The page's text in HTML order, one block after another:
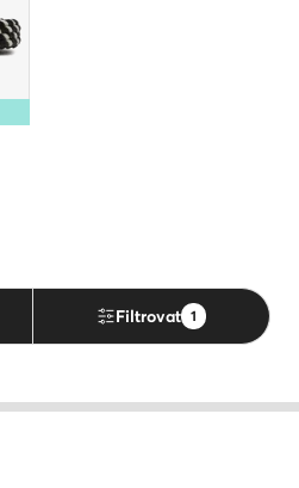
Filtrovat 1